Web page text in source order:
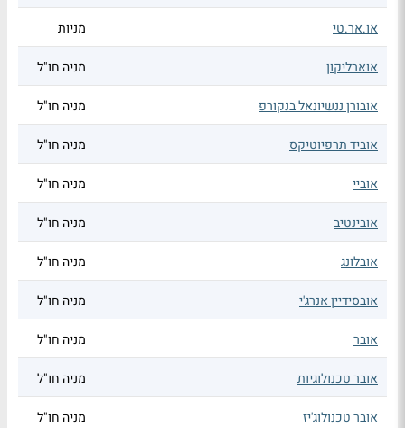
או.אר.טי מניות
אוארליקון מניה חו"ל
אובורן ננשיונאל בנקורפ מניה חו"ל
אוביד תרפיוטיקס מניה חו"ל
אוביי מניה חו"ל
אובינטיב מניה חו"ל
אובלונג מניה חו"ל
אובסידיין אנרג'י מניה חו"ל
אובר מניה חו"ל
אובר טכנולוגיות מניה חו"ל
אובר טכנולוג'יז מניה חו"ל